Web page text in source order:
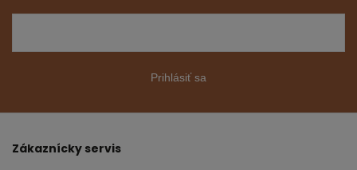
Prihlásiť sa
Zákaznícky servis